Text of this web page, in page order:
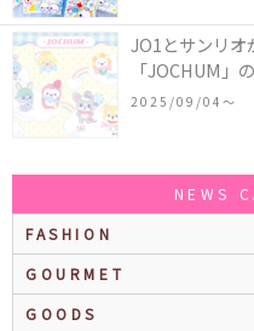
JO1とサンリオ
「JOCHUM」
ザインシリー
2025/09/04〜
NEWS
FASHION
GOURMET
GOODS